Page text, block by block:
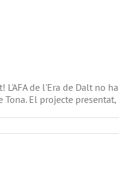
de l'Era de Dalt no
El projecte presentat,